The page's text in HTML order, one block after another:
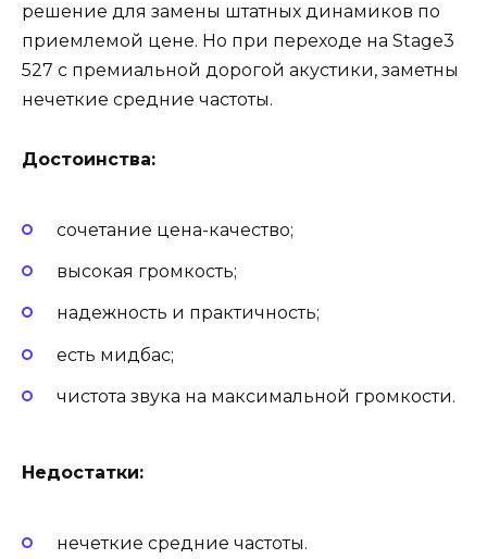
решение для замены штатных динамиков по
приемлемой цене. Но при переходе на Stage3
527 с премиальной дорогой акустики, заметны
нечеткие средние частоты.
Достоинства:
сочетание цена-качество;
высокая громкость;
надежность и практичность;
есть мидбас;
чистота звука на максимальной громкости.
Недостатки:
нечеткие средние частоты.